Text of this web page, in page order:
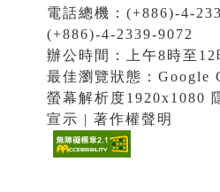
電話總機：(+886)-4-
(+886)-4-2339-9072
辦公時間：上午8時至
最佳瀏覽狀態：Google
螢幕解析度1920x1080
宣示 | 著作權聲明